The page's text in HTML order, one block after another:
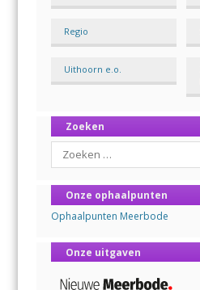
Regio
Uithoorn e.o.
Zoeken
Search
Onze ophaalpunten
Ophaalpunten Meerbode
Onze uitgaven